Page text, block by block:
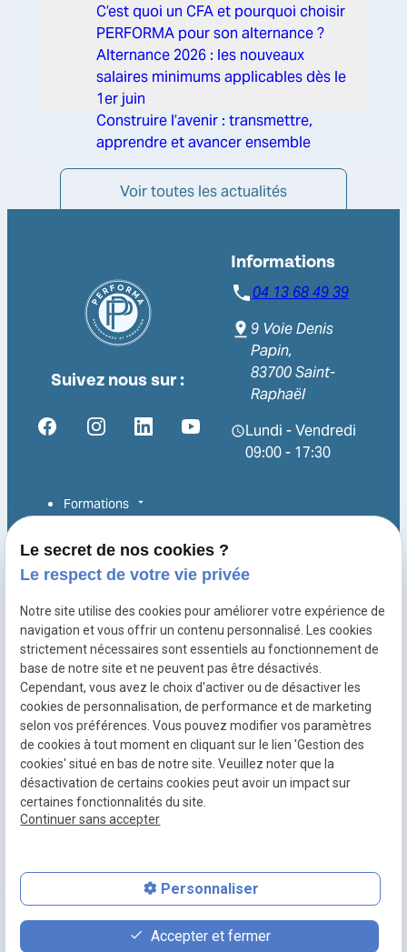
C’est quoi un CFA et pourquoi choisir
PERFORMA pour son alternance ?
Alternance 2026 : les nouveaux
salaires minimums applicables dès le
1er juin
Construire l’avenir : transmettre,
apprendre et avancer ensemble
Voir toutes les actualités
Suivez nous sur :
Informations
04 13 68 49 39
9 Voie Denis
Papin,
83700 Saint-
Raphaël
Lundi - Vendredi
09:00 - 17:30
Formations
Alternance
Reconversion
Entreprise
Équipe
Espace de coworking
Mentions
légales
Politique de
confidentialité
Plan du
site
Gestion
des
SIRET :50027240600025
place contact_page phone
Le secret de nos cookies ?
Le respect de votre vie privée
Notre site utilise des cookies pour améliorer votre expérience de
navigation et vous offrir un contenu personnalisé. Les cookies
strictement nécessaires sont essentiels au fonctionnement de
base de notre site et ne peuvent pas être désactivés.
Cependant, vous avez le choix d'activer ou de désactiver les
cookies de personnalisation, de performance et de marketing
selon vos préférences. Vous pouvez modifier vos paramètres
de cookies à tout moment en cliquant sur le lien 'Gestion des
cookies' situé en bas de notre site. Veuillez noter que la
désactivation de certains cookies peut avoir un impact sur
certaines fonctionnalités du site.
Continuer sans accepter
Personnaliser
Accepter et fermer